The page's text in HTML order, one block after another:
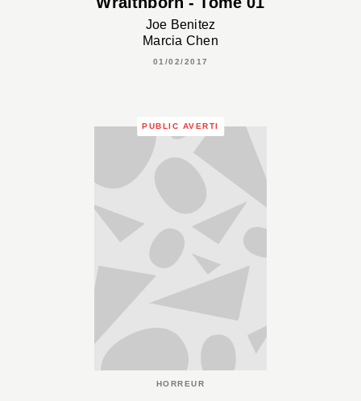
Joe Benitez
Marcia Chen
01/02/2017
PUBLIC AVERTI
HORREUR